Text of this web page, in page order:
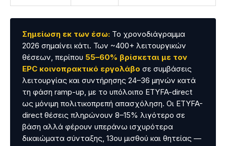
Σημείωση εκ των έσω: Το χρονοδιάγραμμα
2026 σημαίνει κάτι. Των ~400+ λειτουργικών
θέσεων, περίπου 55–60% βρίσκεται με τον
EPC κοινοπρακτικό εργολάβο σε συμβάσεις
λειτουργίας και συντήρησης 24–36 μηνών κατά
τη φάση ramp-up, με το υπόλοιπο ETYFA-direct
ως μόνιμη πολιτικοπρεπή απασχόληση. Οι ETYFA-
direct θέσεις πληρώνουν 8–15% λιγότερο σε
βάση αλλά φέρουν υπεράνω ισχυρότερα
δικαιώματα σύνταξης, 13ου μισθού και θητείας —